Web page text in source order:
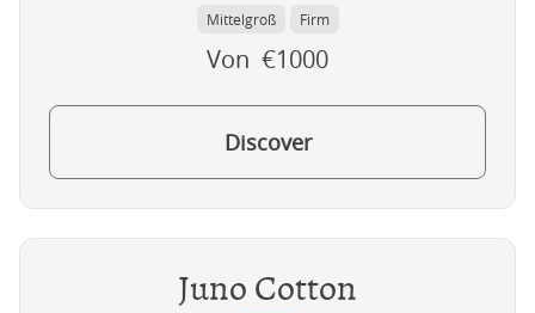
Mittelgroß Firm
Von €1000
Discover
Juno Cotton